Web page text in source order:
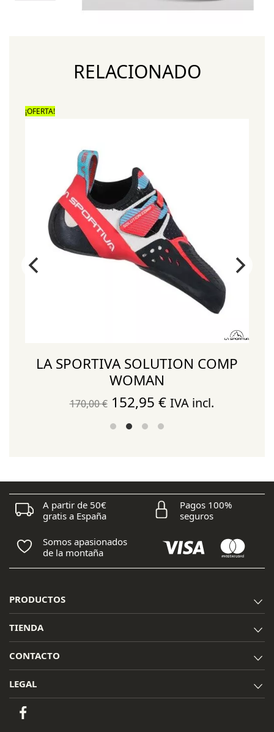
RELACIONADO
¡OFERTA!
LA SPORTIVA SOLUTION COMP
WOMAN
170,00€ El
precio
170,00 €.
152,95 €El
152,95 €.
IVA incl.
A partir de 50€
gratis a España
Pagos 100%
seguros
Somos apasionados
de la montaña
PRODUCTOS
TIENDA
CONTACTO
LEGAL